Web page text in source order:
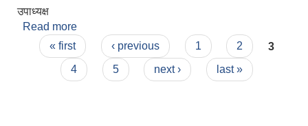
उपाध्यक्ष
Read more
Pages
« first ‹ previous 1 2
3
4
5 next › last »